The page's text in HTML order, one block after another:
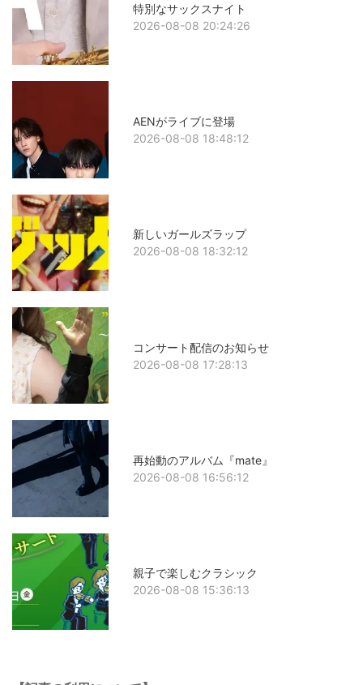
特別なサックスナイト
2026-08-08 20:24:26
AENがライブに登場
2026-08-08 18:48:12
新しいガールズラップ
2026-08-08 18:32:12
コンサート配信のお知らせ
2026-08-08 17:28:13
再始動のアルバム『mate』
2026-08-08 16:56:12
親子で楽しむクラシック
2026-08-08 15:36:13